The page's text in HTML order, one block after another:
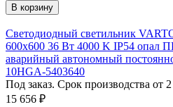
В корзину
Светодиодный светильник
600х600 36 Вт 4000 K IP54 опал
аварийный автономный
10HGA-5403640
Под заказ. Срок производства от
15 656 ₽